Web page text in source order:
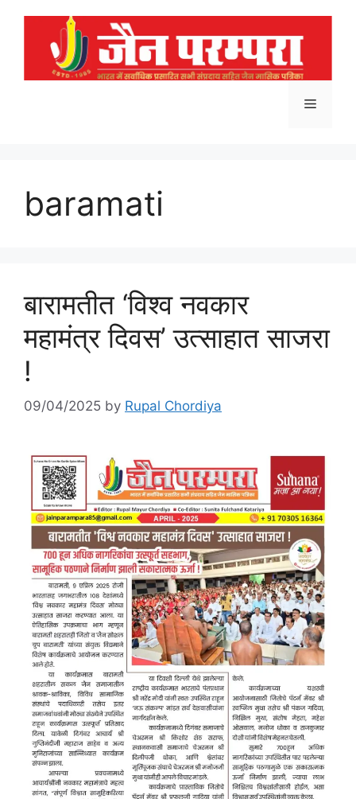
Menu
baramati
बारामतीत ‘विश्व नवकार
महामंत्र दिवस’ उत्साहात साजरा
!
09/04/2025 by Rupal Chordiya